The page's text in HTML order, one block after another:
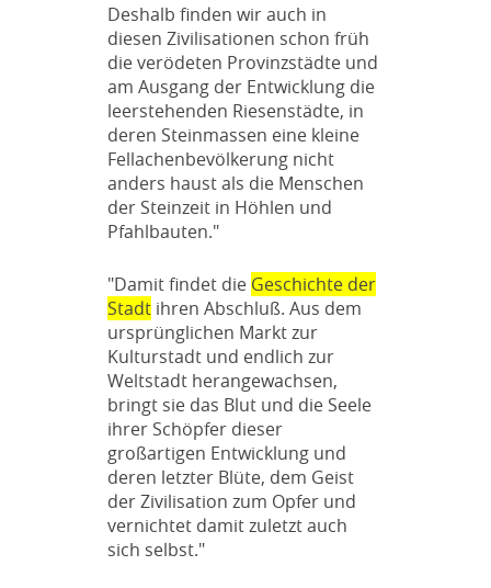
Deshalb finden wir auch in
diesen Zivilisationen schon früh
die verödeten Provinzstädte und
am Ausgang der Entwicklung die
leerstehenden Riesenstädte, in
deren Steinmassen eine kleine
Fellachenbevölkerung nicht
anders haust als die Menschen
der Steinzeit in Höhlen und
Pfahlbauten."
"Damit findet die Geschichte der
Stadt ihren Abschluß. Aus dem
ursprünglichen Markt zur
Kulturstadt und endlich zur
Weltstadt herangewachsen,
bringt sie das Blut und die Seele
ihrer Schöpfer dieser
großartigen Entwicklung und
deren letzter Blüte, dem Geist
der Zivilisation zum Opfer und
vernichtet damit zuletzt auch
sich selbst."